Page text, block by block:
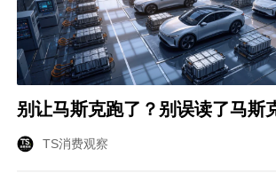
别让马斯克跑了？别误读了马斯
TS消费观察